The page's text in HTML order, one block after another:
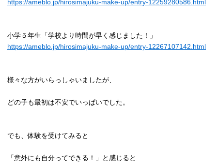
https://ameblo.jp/hirosimajuku-make-up/entry-12259280586.html
小学５年生「学校より時間が早く感じました！」
https://ameblo.jp/hirosimajuku-make-up/entry-12267107142.html
様々な方がいらっしゃいましたが、
どの子も最初は不安でいっぱいでした。
でも、体験を受けてみると
「意外にも自分ってできる！」と感じると